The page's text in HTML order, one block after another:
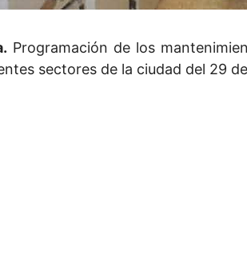
Programación de los
sectores de la ciudad del 29